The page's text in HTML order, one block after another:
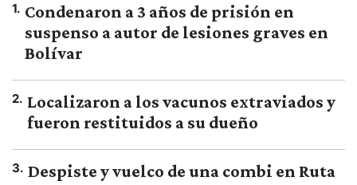
1. Condenaron a 3 años de prisión en
suspenso a autor de lesiones graves en
Bolívar
2. Localizaron a los vacunos extraviados y
fueron restituidos a su dueño
3. Despiste y vuelco de una combi en Ruta